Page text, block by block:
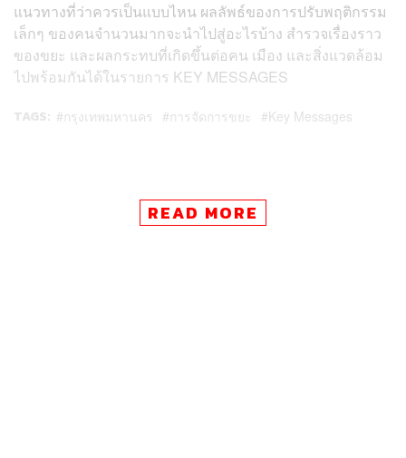
แนวทางที่ว่าควรเป็นแบบไหน ผลลัพธ์ของการปรับพฤติกรรม
เล็กๆ ของคนจำนวนมากจะนำไปสู่อะไรบ้าง สำรวจเรื่องราว
ของขยะ และผลกระทบที่เกิดขึ้นต่อคน เมือง และสิ่งแวดล้อม
ไปพร้อมกันได้ในรายการ KEY MESSAGES
TAGS: กรุงเทพมหานคร การจัดการขยะ Key Messages
READ MORE